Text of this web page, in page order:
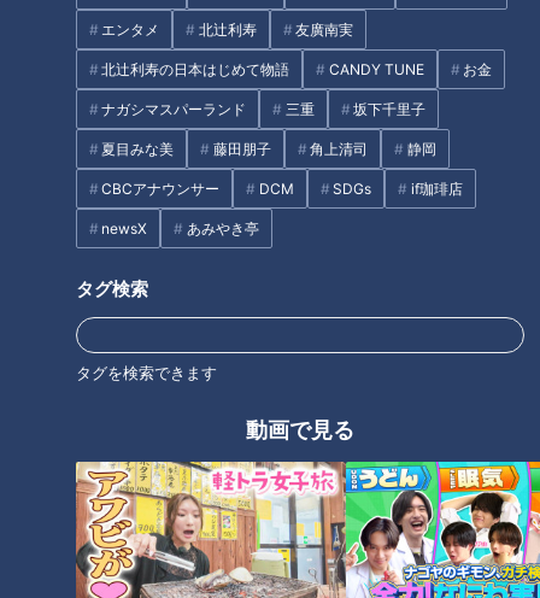
エンタメ 北辻利寿 友廣南実
北辻利寿の日本はじめて物語 CANDY TUNE お金
ナガシマスパーランド 三重 坂下千里子
夏目みな美 藤田朋子 角上清司 静岡
CBCアナウンサー DCM SDGs if珈琲店
newsX あみやき亭
タグ検索
タグを検索できます
動画で見る
大人気の老舗ステーキチェーン「ステーキのあさくま」が、創
業77年目にしてカレー専門店「カレーのあさくま」をオープ
ン！お店を構える大須商店街の仁王門通りには、平日にもかか
わらず行列ができるほど早くも話題になっています。
「ステーキのあさくま」のサラダバーで人気の牛すじを4時間
も煮込んだ「牛すじカレー」に、さらに和牛の牛すじやステー
レー」をメインにしたメニューがいただけます。